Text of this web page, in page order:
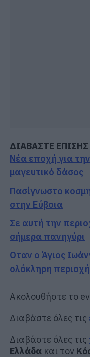
ΔΙΑΒΑΣΤΕ ΕΠΙΣΗΣ
Νέα εποχή για
μαγευτικό δάσος
Πασίγνωστο
στην Εύβοια
Σε αυτή την
σήμερα πανηγύρι
Οταν ο Άγιος
ολόκληρη
Ακολουθήστε το
Διαβάστε όλες τις
Διαβάστε όλες τις
Ελλάδα και τον